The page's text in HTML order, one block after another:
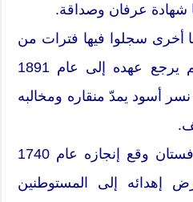
شهادة عرفان وصداقة.
سجلوا فيها فترات من
أيامهم الرهيبة، مثل رسم يرجع عهده إلى عام 1891
أسود يمدّ منقاره ومخالبه
وأجمل تلك المعروضات فستان وقع إنجازه عام 1740
إهدائه إلى المستوطنين